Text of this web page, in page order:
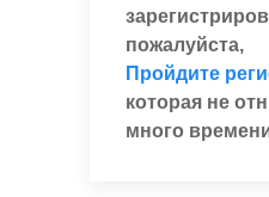
пожалуйста,
Пройдите
которая не
много